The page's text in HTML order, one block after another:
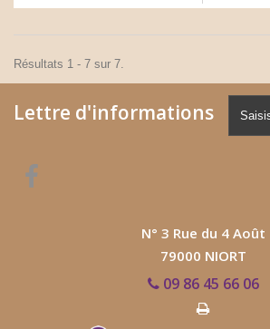
Résultats 1 - 7 sur 7.
Lettre d'informations
N° 3 Rue du 4 Août
79000 NIORT
09 86 45 66 06